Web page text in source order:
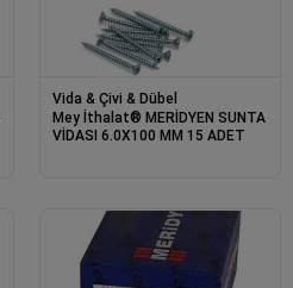
Vida & Çivi & Dübel
Mey İthalat® MERİDYEN SUNTA
VİDASI 6.0X100 MM 15 ADET